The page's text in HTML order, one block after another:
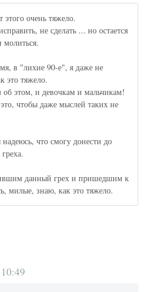
этого очень тяжело.
не сделать ... но остается
молиться.
в "лихие 90-е", я даже не
это тяжело.
об этом, и девочкам и мальчикам!
чтобы даже мыслей таких не
что смогу донести до
данный грех и пришедшим к
милые, знаю, как это тяжело.